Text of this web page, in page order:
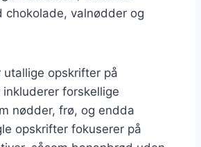
chokolade, valnødder og
opskrifter på
forskellige
nødder, frø, og endda
opskrifter fokuserer på